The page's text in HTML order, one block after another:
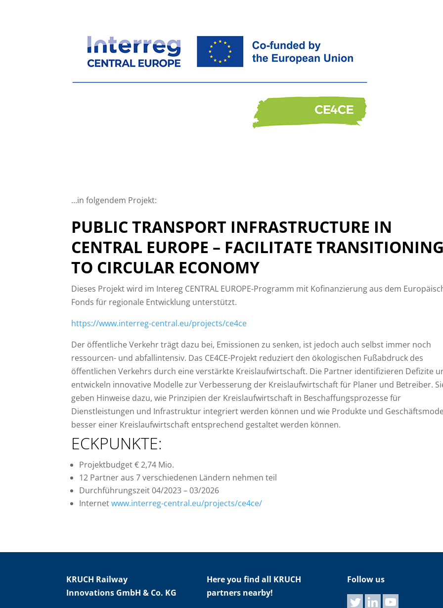
…in folgendem Projekt:
PUBLIC TRANSPORT INFRASTRUCTURE IN
CENTRAL EUROPE – FACILITATE TRANSITIONING
TO CIRCULAR ECONOMY
Dieses Projekt wird im Intereg CENTRAL EUROPE-Programm mit Kofinanzierung aus dem
Fonds für regionale Entwicklung unterstützt.
https://www.interreg-central.eu/projects/ce4ce
Der öffentliche Verkehr trägt dazu bei, Emissionen zu senken, ist jedoch auch selbst immer noch
ressourcen- und abfallintensiv. Das CE4CE-Projekt reduziert den ökologischen Fußabdruck des
öffentlichen Verkehrs durch eine verstärkte Kreislaufwirtschaft. Die Partner identifizieren Defizite
entwickeln innovative Modelle zur Verbesserung der Kreislaufwirtschaft für Planer und Betreiber.
geben Hinweise dazu, wie Prinzipien der Kreislaufwirtschaft in Beschaffungsprozesse für
Dienstleistungen und Infrastruktur integriert werden können und wie Produkte und
besser einer Kreislaufwirtschaft entsprechend gestaltet werden können.
ECKPUNKTE:
Projektbudget € 2,74 Mio.
12 Partner aus 7 verschiedenen Ländern nehmen teil
Durchführungszeit 04/2023 – 03/2026
Internetwww.interreg-central.eu/projects/ce4ce/
KRUCH Railway
Innovations GmbH & Co. KG
Here you find all KRUCH
partners nearby!
Follow us